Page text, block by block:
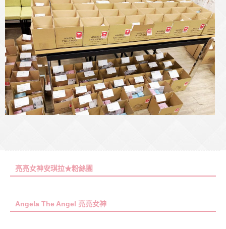
亮亮女神安琪拉★粉絲團
Angela The Angel 亮亮女神